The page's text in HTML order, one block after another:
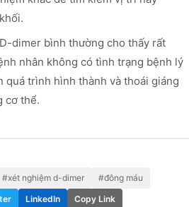
dimer bình thường cho thấy rất
nhân không có tình trạng bệnh lý
quá trình hình thành và thoái giáng
cơ thể.
#xét nghiệm d-dimer #đông máu
LinkedIn Copy Link